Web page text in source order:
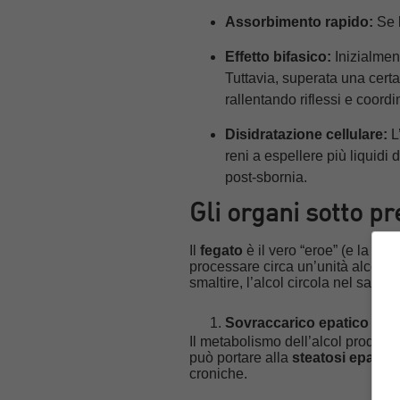
Assorbimento rapido: Se
Effetto bifasico:
Tuttavia, superata una
rallentando riflessi e
Disidratazione cellulare:
reni a espellere più liquidi
post-sbornia.
Gli organi sotto
fegato è il vero “eroe” (e la
processare circa un’unità
smaltire, l’alcol circola nel
Sovraccarico epatico e
Il metabolismo dell’alcol produce
può portare alla steatosi epatica
croniche.